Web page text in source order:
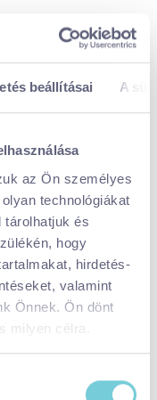
beállításai A
az Ön személyes
technológiákat
tárolhatjuk és
hogy
hirdetés-
valamint
Önnek. Ön dönt
milyen célra.
a nyúlcomb
tálalt sztrapacska
a lángos, ha